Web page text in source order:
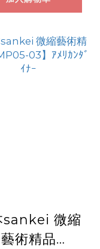
sankei 微縮
藝術精品